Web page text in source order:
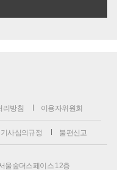
리방침 이용자위원회
기사심의규정 불편신고
울숲더스페이스 12층